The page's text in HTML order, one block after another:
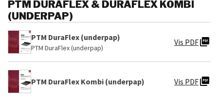
PTM DURAFLEX & DURAFLEX KOMBI
(UNDERPAP)
PTM DuraFlex (underpap)
PTM DuraFlex (underpap)
Vis PDFpicture_as_pdf
PTM DuraFlex Kombi (underpap) Vis PDFpicture_as_pdf